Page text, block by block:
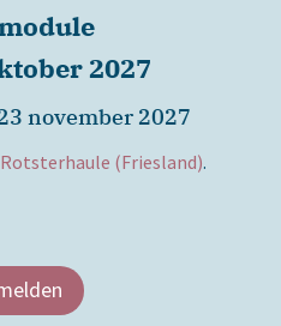
2027
november 2027
Rotsterhaule (Friesland).